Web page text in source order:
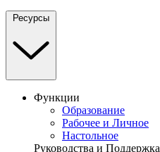
Ресурсы
Функции
Образование
Рабочее и Личное
Настольное
Руководства и Поддержка